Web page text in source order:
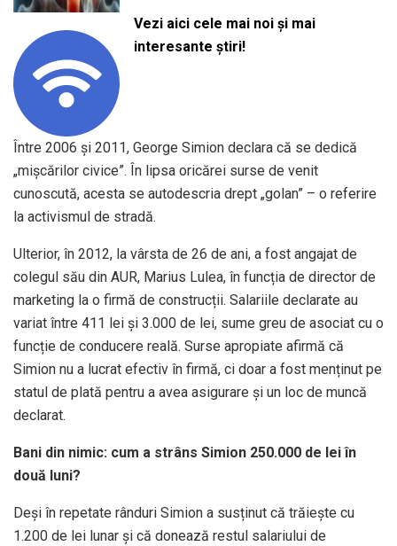
Vezi aici cele mai noi și mai
interesante știri!
Între 2006 și 2011, George Simion declara că se dedică
„mișcărilor civice”. În lipsa oricărei surse de venit
cunoscută, acesta se autodescria drept „golan” – o referire
la activismul de stradă.
Ulterior, în 2012, la vârsta de 26 de ani, a fost angajat de
colegul său din AUR, Marius Lulea, în funcția de director de
marketing la o firmă de construcții. Salariile declarate au
variat între 411 lei și 3.000 de lei, sume greu de asociat cu o
funcție de conducere reală. Surse apropiate afirmă că
Simion nu a lucrat efectiv în firmă, ci doar a fost menținut pe
statul de plată pentru a avea asigurare și un loc de muncă
declarat.
Bani din nimic: cum a strâns Simion 250.000 de lei în
două luni?
Deși în repetate rânduri Simion a susținut că trăiește cu
1.200 de lei lunar și că donează restul salariului de